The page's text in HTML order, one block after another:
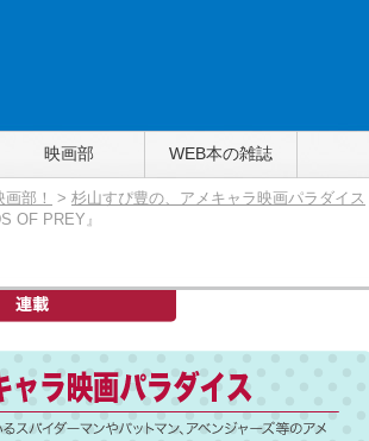
映画部 WEB本の雑誌
部！ > 杉山すぴ豊の、アメキャラ映画パラダイス
OF PREY』